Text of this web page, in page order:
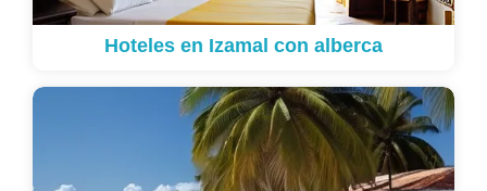
Hoteles en Izamal con alberca